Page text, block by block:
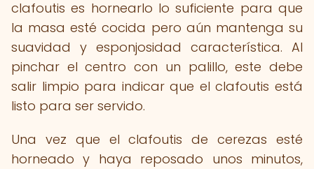
clafoutis es hornearlo lo suficiente para que
la masa esté cocida pero aún mantenga su
suavidad y esponjosidad característica. Al
pinchar el centro con un palillo, este debe
salir limpio para indicar que el clafoutis está
listo para ser servido.
Una vez que el clafoutis de cerezas esté
horneado y haya reposado unos minutos,